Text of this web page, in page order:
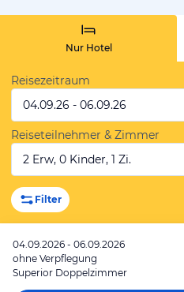
Nur Hotel
Reisezeitraum
04.09.26 - 06.09.26
Reiseteilnehmer & Zimmer
2 Erw, 0 Kinder, 1 Zi.
Filter
04.09.2026 - 06.09.2026
ohne Verpflegung
Superior Doppelzimmer